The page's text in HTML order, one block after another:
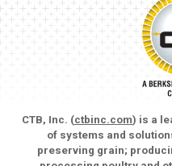
CTB, Inc. (ctbinc.com) is a
of systems and
preserving grain;